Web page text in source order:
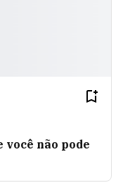
não pode